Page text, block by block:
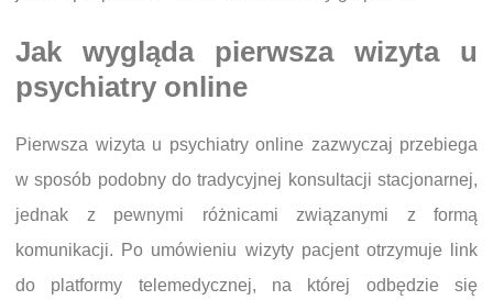
Jak wygląda pierwsza wizyta u
psychiatry online
Pierwsza wizyta u psychiatry online zazwyczaj przebiega
w sposób podobny do tradycyjnej konsultacji stacjonarnej,
jednak z pewnymi różnicami związanymi z formą
komunikacji. Po umówieniu wizyty pacjent otrzymuje link
do platformy telemedycznej, na której odbędzie się